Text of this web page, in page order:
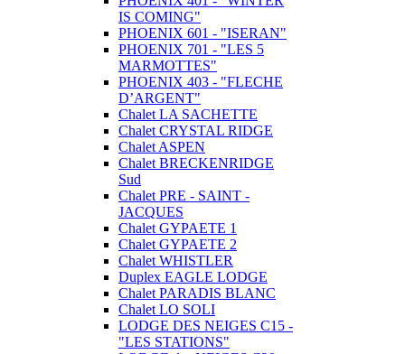
IS COMING"
PHOENIX 601 - "ISERAN"
PHOENIX 701 - "LES 5
MARMOTTES"
PHOENIX 403 - "FLECHE
D’ARGENT"
Chalet LA SACHETTE
Chalet CRYSTAL RIDGE
Chalet ASPEN
Chalet BRECKENRIDGE
Sud
Chalet PRE - SAINT -
JACQUES
Chalet GYPAETE 1
Chalet GYPAETE 2
Chalet WHISTLER
Duplex EAGLE LODGE
Chalet PARADIS BLANC
Chalet LO SOLI
LODGE DES NEIGES C15 -
"LES STATIONS"